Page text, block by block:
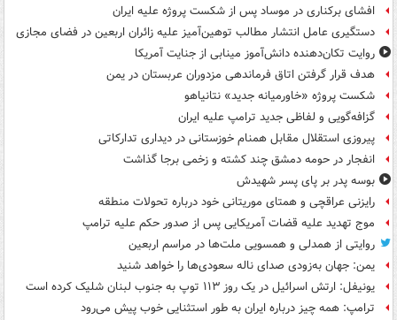
افشای برکناری در موساد پس از شکست پروژه علیه ایران
دستگیری عامل انتشار مطالب توهین‌آمیز علیه زائران اربعین در فضای مجازی
روایت تکان‌دهنده دانش‌آموز مینابی از جنایت آمریکا
هدف قرار گرفتن اتاق‌ فرماندهی مزدوران عربستان در یمن
شکست پروژه «خاورمیانه جدید» نتانیاهو
گزافه‌گویی و لفاظی جدید ترامپ علیه ایران
پیروزی استقلال مقابل همنام خوزستانی در دیداری تدارکاتی
انفجار در حومه دمشق چند کشته و زخمی برجا گذاشت
بوسه‌ پدر بر پای پسر شهیدش
رایزنی عراقچی و همتای موریتانی خود درباره تحولات منطقه
موج تهدید علیه قضات آمریکایی پس از صدور حکم علیه ترامپ
روایتی از همدلی و همسویی ملت‌ها در مراسم اربعین
یمن: جهان به‌زودی صدای ناله سعودی‌ها را خواهد شنید
یونیفل: ارتش اسرائیل در یک روز ۱۱۳ توپ به جنوب لبنان شلیک کرده است
ترامپ: همه چیز درباره ایران به طور استثنایی خوب پیش می‌رود